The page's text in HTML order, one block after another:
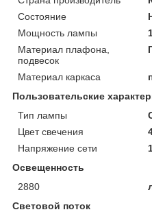
Состояние
Мощность лампы
Материал плафона,
подвесок
Материал каркаса
Пользовательские
Тип лампы
Цвет свечения
Напряжение сети
Освещенность
2880
Световой поток